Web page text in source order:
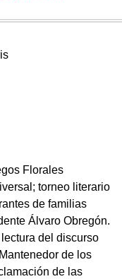
Florales
torneo literario
de familias
Álvaro Obregón.
del discurso
de los
de las